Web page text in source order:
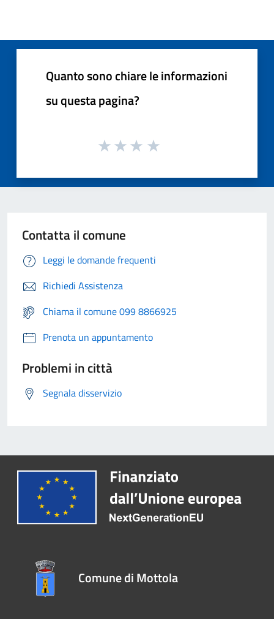
Quanto sono chiare le informazioni
su questa pagina?
Contatta il comune
Leggi le domande frequenti
Richiedi Assistenza
Chiama il comune 099 8866925
Prenota un appuntamento
Problemi in città
Segnala disservizio
Comune di Mottola